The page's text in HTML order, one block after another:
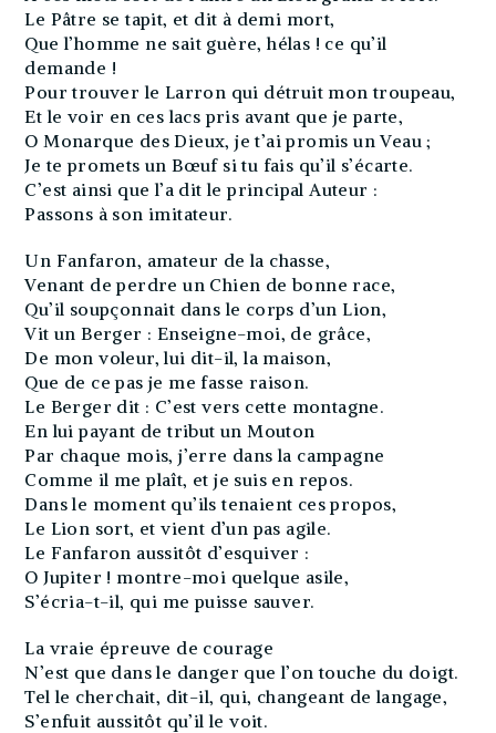
Le Pâtre se tapit, et dit à demi mort,
Que l’homme ne sait guère, hélas ! ce qu’il
demande !
Pour trouver le Larron qui détruit mon troupeau,
Et le voir en ces lacs pris avant que je parte,
O Monarque des Dieux, je t’ai promis un Veau ;
Je te promets un Bœuf si tu fais qu’il s’écarte.
C’est ainsi que l’a dit le principal Auteur :
Passons à son imitateur.
Un Fanfaron, amateur de la chasse,
Venant de perdre un Chien de bonne race,
Qu’il soupçonnait dans le corps d’un Lion,
Vit un Berger : Enseigne-moi, de grâce,
De mon voleur, lui dit-il, la maison,
Que de ce pas je me fasse raison.
Le Berger dit : C’est vers cette montagne.
En lui payant de tribut un Mouton
Par chaque mois, j’erre dans la campagne
Comme il me plaît, et je suis en repos.
Dans le moment qu’ils tenaient ces propos,
Le Lion sort, et vient d’un pas agile.
Le Fanfaron aussitôt d’esquiver :
O Jupiter ! montre-moi quelque asile,
S’écria-t-il, qui me puisse sauver.
La vraie épreuve de courage
N’est que dans le danger que l’on touche du doigt.
Tel le cherchait, dit-il, qui, changeant de langage,
S’enfuit aussitôt qu’il le voit.